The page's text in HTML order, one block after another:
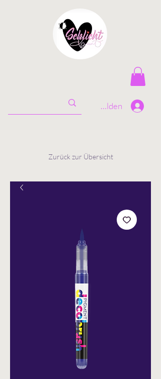
Anmelden
Zurück zur Übersicht